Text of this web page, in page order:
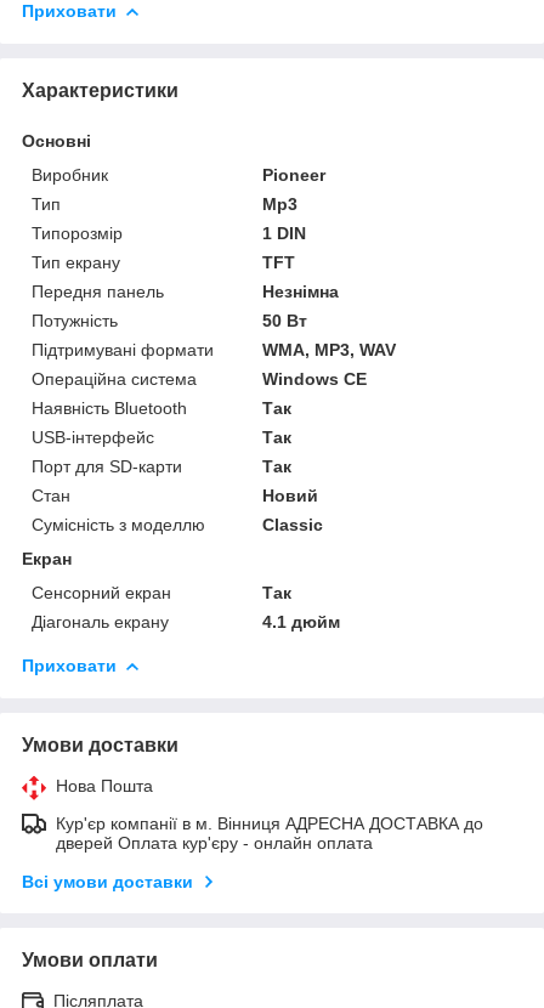
Приховати
Характеристики
Основні
Виробник
Pioneer
Тип
Mp3
Типорозмір
1 DIN
Тип екрану
TFT
Передня панель
Незнімна
Потужність
50 Вт
Підтримувані формати
WMA, MP3, WAV
Операційна система
Windows CE
Наявність Bluetooth
Так
USB-інтерфейс
Так
Порт для SD-карти
Так
Стан
Новий
Сумісність з моделлю
Classic
Екран
Сенсорний екран
Так
Діагональ екрану
4.1 дюйм
Приховати
Умови доставки
Нова Пошта
Кур'єр компанії в м. Вінниця АДРЕСНА ДОСТАВКА до
дверей Оплата кур'єру - онлайн оплата
Всі умови доставки
Умови оплати
Післяплата